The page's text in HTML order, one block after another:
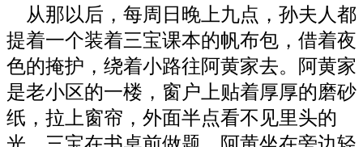
从那以后，每周日晚上九点，孙夫人都
提着一个装着三宝课本的帆布包，借着夜
色的掩护，绕着小路往阿黄家去。阿黄家
是老小区的一楼，窗户上贴着厚厚的磨砂
纸，拉上窗帘，外面半点看不见里头的